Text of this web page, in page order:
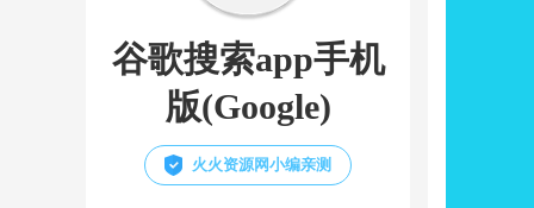
谷歌搜索app手机
版(Google)
火火资源网小编亲测